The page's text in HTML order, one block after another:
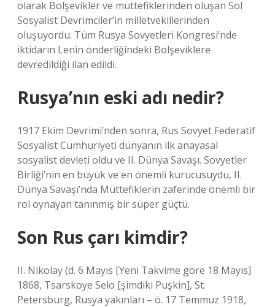
olarak Bolşevikler ve müttefiklerinden oluşan Sol
Sosyalist Devrimciler’in milletvekillerinden
oluşuyordu. Tüm Rusya Sovyetleri Kongresi’nde
iktidarın Lenin önderliğindeki Bolşeviklere
devredildiği ilan edildi.
Rusya’nın eski adı nedir?
1917 Ekim Devrimi’nden sonra, Rus Sovyet Federatif
Sosyalist Cumhuriyeti dünyanın ilk anayasal
sosyalist devleti oldu ve II. Dünya Savaşı. Sovyetler
Birliği’nin en büyük ve en önemli kurucusuydu, II.
Dünya Savaşı’nda Müttefiklerin zaferinde önemli bir
rol oynayan tanınmış bir süper güçtü.
Son Rus çarı kimdir?
II. Nikolay (d. 6 Mayıs [Yeni Takvime göre 18 Mayıs]
1868, Tsarskoye Selo [şimdiki Puşkin], St.
Petersburg, Rusya yakınları – ö. 17 Temmuz 1918,